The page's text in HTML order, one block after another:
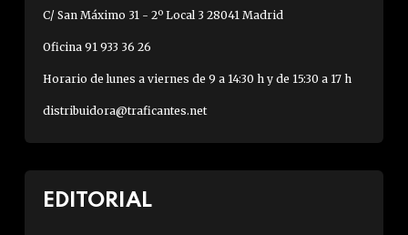
C/ San Máximo 31 - 2º Local 3 28041 Madrid
Oficina 91 933 36 26
Horario de lunes a viernes de 9 a 14:30 h y de 15:30 a 17 h
distribuidora@traficantes.net
EDITORIAL